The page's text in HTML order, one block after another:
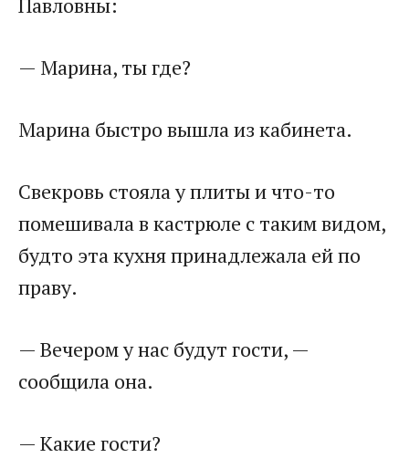
— Марина, ты где?
Марина быстро вышла из кабинета.
Свекровь стояла у плиты и что-то
помешивала в кастрюле с таким видом,
будто эта кухня принадлежала ей по
праву.
— Вечером у нас будут гости, —
сообщила она.
— Какие гости?